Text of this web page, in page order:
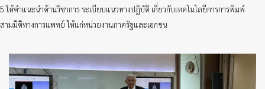
5.ให้คำแนะนำด้านวิชาการ ระเบียบแนวทางปฏิบัติ เกี่ยวกับเทคโนโลยีการการพิมพ์
สามมิติทางการแพทย์ ให้แก่หน่วยงานภาครัฐและเอกชน